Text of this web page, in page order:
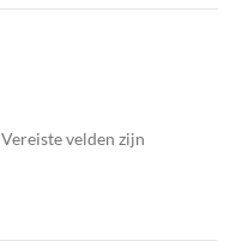
Vereiste velden zijn